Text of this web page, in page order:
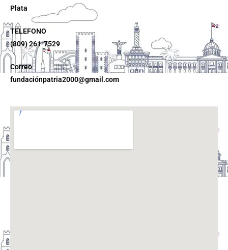
Plata
TELEFONO
(809) 261-7529
Correo
fundaciónpatria2000@gmail.com